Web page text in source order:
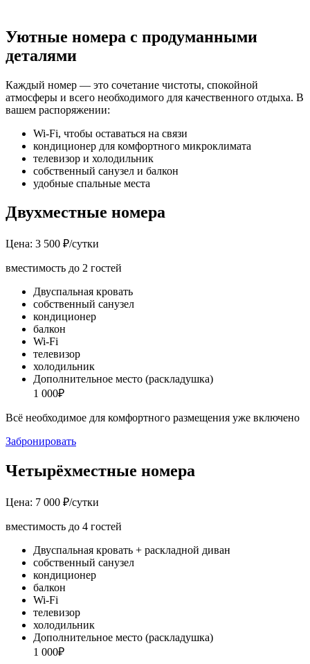
Уютные номера с продуманными
деталями
Каждый номер — это сочетание чистоты, спокойной
атмосферы и всего необходимого для качественного отдыха. В
вашем распоряжении:
Wi-Fi, чтобы оставаться на связи
кондиционер для комфортного микроклимата
телевизор и холодильник
собственный санузел и балкон
удобные спальные места
Двухместные номера
Цена: 3 500 ₽/сутки
вместимость до 2 гостей
Двуспальная кровать
собственный санузел
кондиционер
балкон
Wi-Fi
телевизор
холодильник
Дополнительное место (раскладушка)
1 000₽
Всё необходимое для комфортного размещения уже включено
Забронировать
Четырёхместные номера
Цена: 7 000 ₽/сутки
вместимость до 4 гостей
Двуспальная кровать + раскладной диван
собственный санузел
кондиционер
балкон
Wi-Fi
телевизор
холодильник
Дополнительное место (раскладушка)
1 000₽